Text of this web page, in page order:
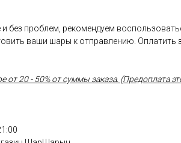
без проблем, рекомендуем
ваши шары к отправлению.
20 - 50% от суммы заказа. (Предоплата